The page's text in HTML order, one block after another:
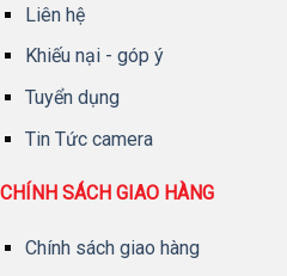
Liên hệ
Khiếu nại - góp ý
Tuyển dụng
Tin Tức camera
CHÍNH SÁCH GIAO HÀNG
Chính sách giao hàng